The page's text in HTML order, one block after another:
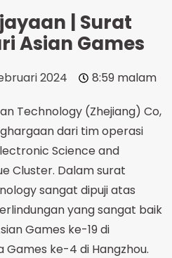
| Surat
Asian Games
2024 8:59 malam
Technology (Zhejiang) Co,
dari tim operasi
Science and
Cluster. Dalam surat
sangat dipuji atas
yang sangat baik
Games ke-19 di
Games ke-4 di Hangzhou.